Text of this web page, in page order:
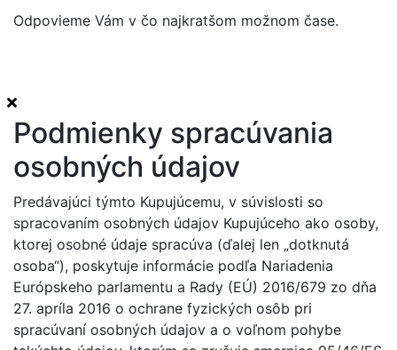
Odpovieme Vám v čo najkratšom možnom čase.
Podmienky spracúvania
osobných údajov
Predávajúci týmto Kupujúcemu, v súvislosti so
spracovaním osobných údajov Kupujúceho ako osoby,
ktorej osobné údaje spracúva (ďalej len „dotknutá
osoba“), poskytuje informácie podľa Nariadenia
Európskeho parlamentu a Rady (EÚ) 2016/679 zo dňa
27. apríla 2016 o ochrane fyzických osôb pri
spracúvaní osobných údajov a o voľnom pohybe